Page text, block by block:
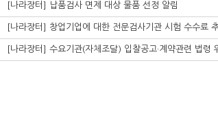
[나라장터] 납품검사 면제 대상 물품 선정 알림
[나라장터] 창업기업에 대한 전문검사기관 시험 수수료
[나라장터] 수요기관(자체조달) 입찰공고·계약관련 법령